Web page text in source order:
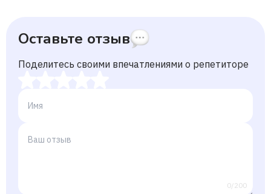
Оставьте отзыв
Поделитесь своими впечатлениями о репетиторе
0/200